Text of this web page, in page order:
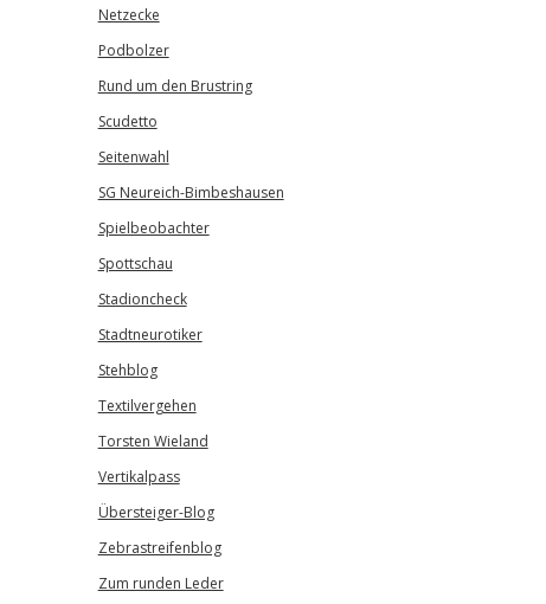
Netzecke
Podbolzer
Rund um den Brustring
Scudetto
Seitenwahl
SG Neureich-Bimbeshausen
Spielbeobachter
Spottschau
Stadioncheck
Stadtneurotiker
Stehblog
Textilvergehen
Torsten Wieland
Vertikalpass
Übersteiger-Blog
Zebrastreifenblog
Zum runden Leder